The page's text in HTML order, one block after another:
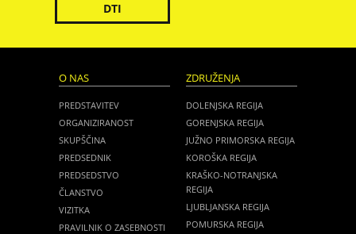
DTI
O NAS
PREDSTAVITEV
ORGANIZIRANOST
SKUPŠČINA
PREDSEDNIK
PREDSEDSTVO
ČLANSTVO
VIZITKA
PRAVILNIK O ZASEBNOSTI
ZDRUŽENJA
DOLENJSKA REGIJA
GORENJSKA REGIJA
JUŽNO PRIMORSKA REGIJA
KOROŠKA REGIJA
KRAŠKO-NOTRANJSKA
REGIJA
LJUBLJANSKA REGIJA
POMURSKA REGIJA